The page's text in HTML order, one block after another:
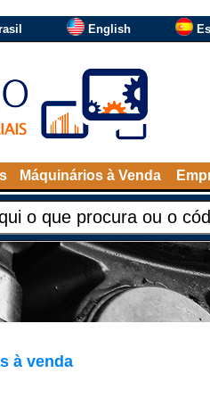
English
Máquinários à Venda
à venda